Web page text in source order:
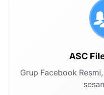
ASC
Grup Facebook